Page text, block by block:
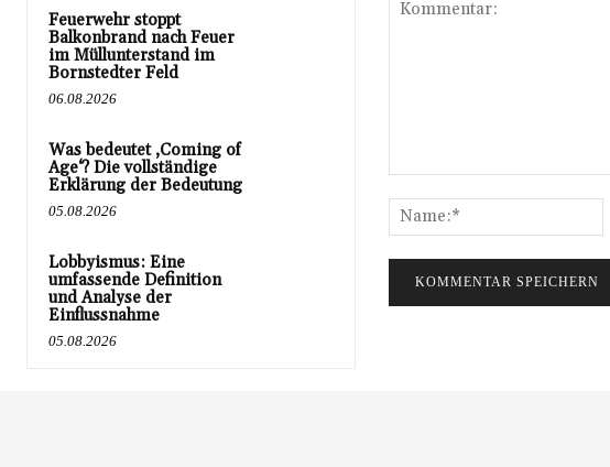
Feuerwehr stoppt
Balkonbrand nach Feuer
im Müllunterstand im
Bornstedter Feld
06.08.2026
Was bedeutet ‚Coming of
Age‘? Die vollständige
Erklärung der Bedeutung
05.08.2026
Lobbyismus: Eine
umfassende Definition
und Analyse der
Einflussnahme
05.08.2026